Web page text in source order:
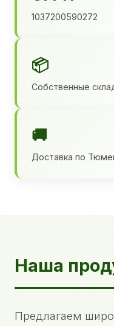
1037200590272
📦
Собственные
🚚
Доставка по
Наша
Предлагаем